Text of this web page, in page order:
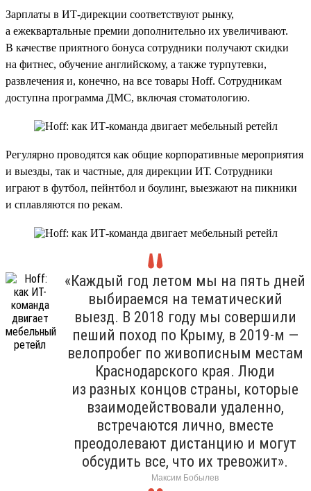
Зарплаты в ИТ-дирекции соответствуют рынку,
а ежеквартальные премии дополнительно их увеличивают.
В качестве приятного бонуса сотрудники получают скидки
на фитнес, обучение английскому, а также турпутевки,
развлечения и, конечно, на все товары Hoff. Сотрудникам
доступна программа ДМС, включая стоматологию.
Регулярно проводятся как общие корпоративные мероприятия
и выезды, так и частные, для дирекции ИТ. Сотрудники
играют в футбол, пейнтбол и боулинг, выезжают на пикники
и сплавляются по рекам.
«Каждый год летом мы на пять дней
выбираемся на тематический
выезд. В 2018 году мы совершили
пеший поход по Крыму, в 2019-м —
велопробег по живописным местам
Краснодарского края. Люди
из разных концов страны, которые
взаимодействовали удаленно,
встречаются лично, вместе
преодолевают дистанцию и могут
обсудить все, что их тревожит».
Максим Бобылев